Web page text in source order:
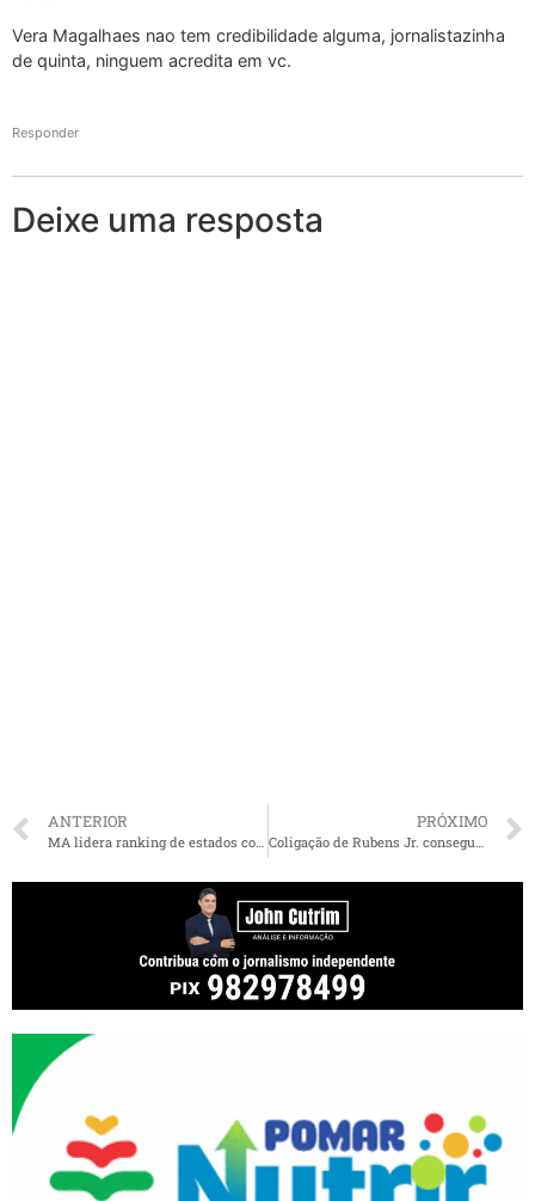
Vera Magalhaes nao tem credibilidade alguma, jornalistazinha
de quinta, ninguem acredita em vc.
Responder
Deixe uma resposta
ANTERIOR
MA lidera ranking de estados com melhor desempenho contra Covid-19
PRÓXIMO
Coligação de Rubens Jr. consegue na Justiça decisão para que Duarte Jr. não se associe à imagem de Flávio Dino